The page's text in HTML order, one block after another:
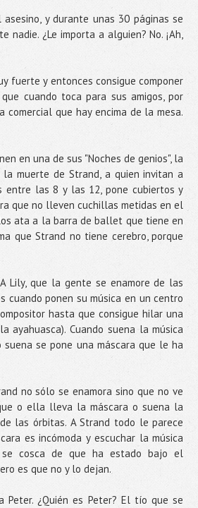
y durante unas 30 páginas se
¿Le importa a alguien? No. ¡Ah,
fuerte y entonces consigue componer
cuando toca para sus amigos, por
comercial que hay encima de la mesa.
en una de sus "Noches de genios", la
muerte de Strand, a quien invitan a
entre las 8 y las 12, pone cubiertos y
que no lleven cuchillas metidas en el
ata a la barra de ballet que tiene en
que Strand no tiene cerebro, porque
Lily, que la gente se enamore de las
ponen su música en un centro
hasta que consigue hilar una
Cuando suena la música
se pone una máscara que le ha
no sólo se enamora sino que no ve
o ella lleva la máscara o suena la
las órbitas. A Strand todo le parece
es incómoda y escuchar la música
cosca de que ha estado bajo el
es que no y lo dejan.
¿Quién es Peter? El tío que se